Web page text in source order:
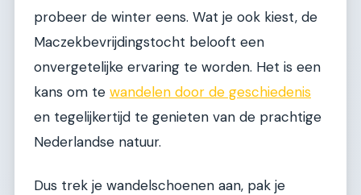
probeer de winter eens. Wat je ook kiest, de
Maczekbevrijdingstocht belooft een
onvergetelijke ervaring te worden. Het is een
kans om te wandelen door de geschiedenis
en tegelijkertijd te genieten van de prachtige
Nederlandse natuur.
Dus trek je wandelschoenen aan, pak je